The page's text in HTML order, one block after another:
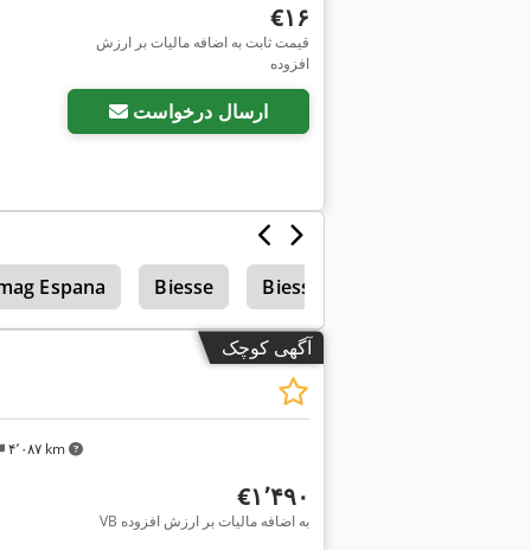
‎€۱۶
قیمت ثابت به اضافه مالیات بر ارزش
افزوده
ارسال درخواست
Espana Biesse Biesse Fse
آگهی کوچک
درخواست تصاویر بیشتر
۴٬۰۸۷ km
‎€۱٬۴۹۰
VB به اضافه مالیات بر ارزش افزوده